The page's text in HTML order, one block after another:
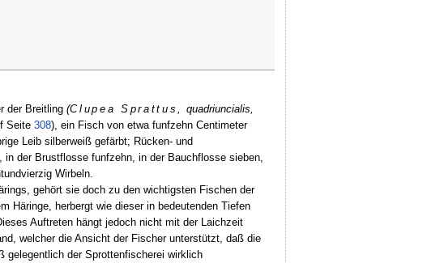
der Breitling(Clupea Sprattus,
quadriuncialis,
Seite 308), ein Fisch von etwa funfzehn Centimeter
Leib silberweiß gefärbt; Rücken- und
der Brustflosse funfzehn, in der Bauchflosse sieben,
Wirbeln.
gehört sie doch zu den wichtigsten Fischen der
Häringe, herbergt wie dieser in bedeutenden Tiefen
Auftreten hängt jedoch nicht mit der Laichzeit
welcher die Ansicht der Fischer unterstützt, daß die
gelegentlich der Sprottenfischerei wirklich